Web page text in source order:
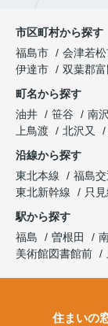
市区町村から探す
福島市
会津若
伊達市
双葉郡
町名から探す
油井
笹谷 南
上鳥渡
北沢又
沿線から探す
東北本線
福島交
東北新幹線
只
駅から探す
福島
曽根田
美術館図書館前
住まいの